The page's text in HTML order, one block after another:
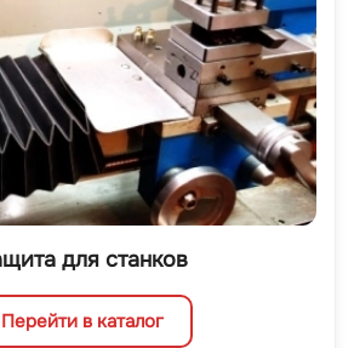
для станков
Перейти в каталог